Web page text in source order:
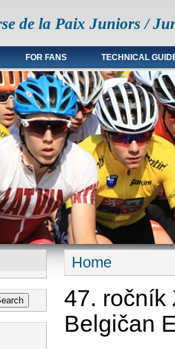
de la Paix Juniors /
FOR FANS TECHNICAL
You are here
Home
47. ročník
Belgičan